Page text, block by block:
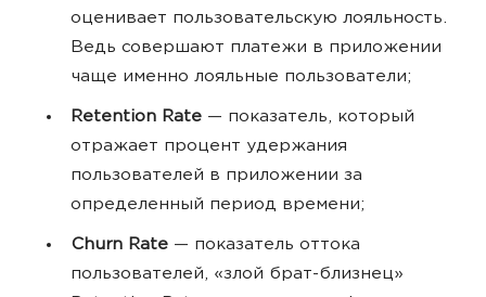
оценивает пользовательскую лояльность.
Ведь совершают платежи в приложении
чаще именно лояльные пользователи;
Retention Rate — показатель, который
отражает процент удержания
пользователей в приложении за
определенный период времени;
Churn Rate — показатель оттока
пользователей, «злой брат-близнец»